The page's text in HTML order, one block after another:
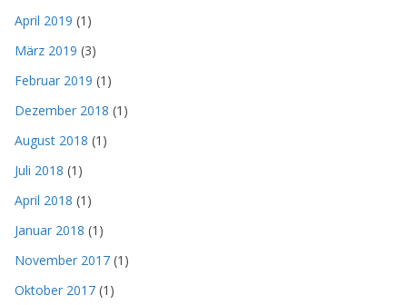
April 2019 (1)
März 2019 (3)
Februar 2019 (1)
Dezember 2018 (1)
August 2018 (1)
Juli 2018 (1)
April 2018 (1)
Januar 2018 (1)
November 2017 (1)
Oktober 2017 (1)